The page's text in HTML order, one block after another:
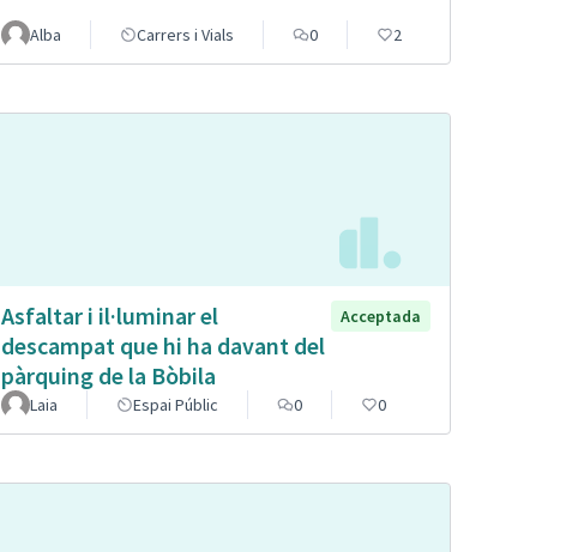
Alba Carrers i Vials 0 2
Asfaltar i il·luminar el
descampat que hi ha davant del
pàrquing de la Bòbila
Acceptada
Laia Espai Públic 0 0